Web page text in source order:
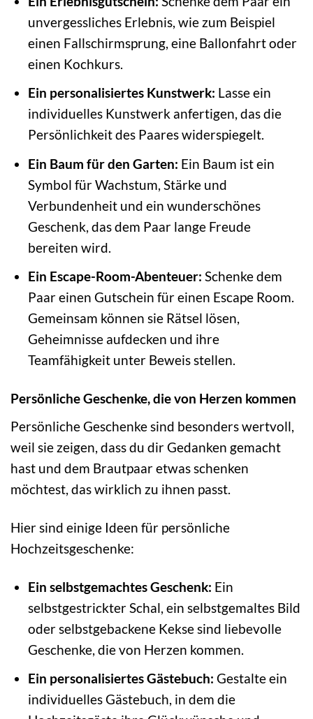
unvergessliches Erlebnis, wie zum Beispiel
einen Fallschirmsprung, eine Ballonfahrt oder
einen Kochkurs.
Ein personalisiertes Kunstwerk: Lasse ein
individuelles Kunstwerk anfertigen, das die
Persönlichkeit des Paares widerspiegelt.
Ein Baum für den Garten: Ein Baum ist ein
Symbol für Wachstum, Stärke und
Verbundenheit und ein wunderschönes
Geschenk, das dem Paar lange Freude
bereiten wird.
Ein Escape-Room-Abenteuer: Schenke dem
Paar einen Gutschein für einen Escape Room.
Gemeinsam können sie Rätsel lösen,
Geheimnisse aufdecken und ihre
Teamfähigkeit unter Beweis stellen.
Persönliche Geschenke, die von Herzen kommen
Persönliche Geschenke sind besonders wertvoll,
weil sie zeigen, dass du dir Gedanken gemacht
hast und dem Brautpaar etwas schenken
möchtest, das wirklich zu ihnen passt.
Hier sind einige Ideen für persönliche
Hochzeitsgeschenke:
Ein selbstgemachtes Geschenk: Ein
selbstgestrickter Schal, ein selbstgemaltes Bild
oder selbstgebackene Kekse sind liebevolle
Geschenke, die von Herzen kommen.
Ein personalisiertes Gästebuch: Gestalte ein
individuelles Gästebuch, in dem die